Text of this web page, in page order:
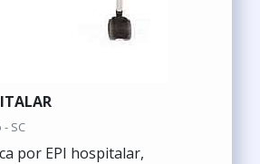
SC
por EPI hospitalar,